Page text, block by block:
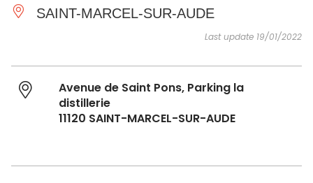
SAINT-MARCEL-SUR-AUDE
Last update 19/01/2022
Avenue de Saint Pons, Parking la
distillerie
11120 SAINT-MARCEL-SUR-AUDE